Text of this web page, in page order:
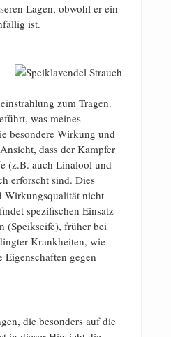
Lagen, obwohl er ein
ist.
zum Tragen.
was meines
besondere Wirkung und
dass der Kampfer
(z.B. auch Linalool und
erforscht sind. Dies
Wirkungsqualität nicht
spezifischen Einsatz
(Speikseife), früher bei
Krankheiten, wie
gegen
die besonders auf die